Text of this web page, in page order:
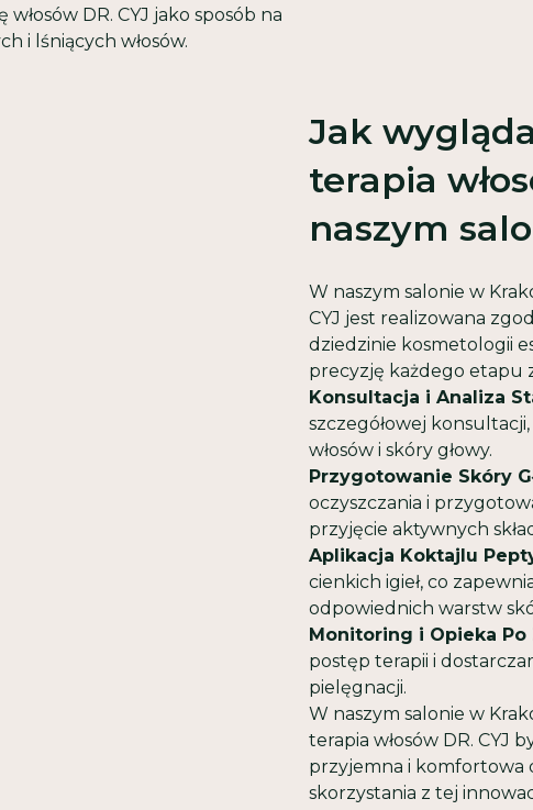
DR. CYJ jako sposób na
i lśniących włosów.
Jak
terapia
naszym
W naszym salonie w
CYJ jest realizowana
dziedzinie kosmetologii
precyzję każdego etapu
Konsultacja i Analiza
szczegółowej
włosów i skóry głowy.
Przygotowanie Skóry
oczyszczania i
przyjęcie aktywnych
Aplikacja Koktajlu
cienkich igieł, co
odpowiednich warstw
Monitoring i Opieka Po
postęp terapii i
pielęgnacji.
W naszym salonie w
terapia włosów DR. CYJ
przyjemna i komfortowa
skorzystania z tej